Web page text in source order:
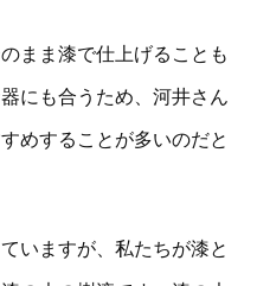
まま漆で仕上げることも
にも合うため、河井さん
めすることが多いのだと
いますが、私たちが漆と